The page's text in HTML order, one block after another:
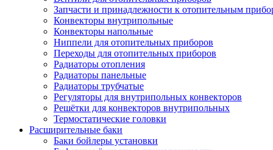
Запчасти и принадлежности к отопительным
Конвекторы внутрипольные
Конвекторы напольные
Ниппели для отопительных приборов
Переходы для отопительных приборов
Радиаторы отопления
Радиаторы панельные
Радиаторы трубчатые
Регуляторы для внутрипольных конвекторов
Решётки для конвекторов внутрипольных
Термостатические головки
Расширительные баки
Баки бойлеры установки